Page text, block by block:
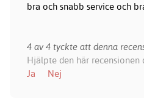
bra och snabb service och
4 av 4 tyckte att denna
Hjälpte den här recensionen
Ja
Nej